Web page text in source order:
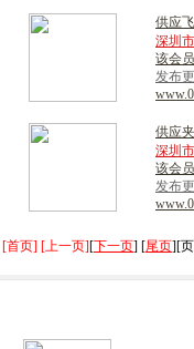
供应飞
深圳
该会
发布
供应夹
深圳
该会
发布
[首页] [上一页][下一页] [尾页][